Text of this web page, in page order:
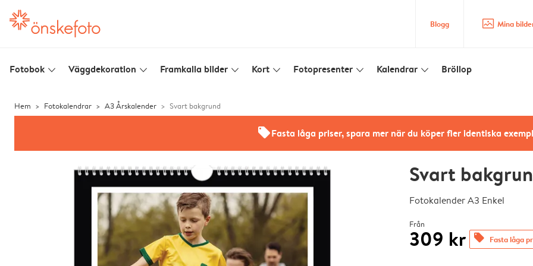
Blogg image_placeholder Mina
Fotobok slim_arrow_down Väggdekoration slim_arrow_down Framkalla bilder slim_arrow_down Kort slim_arrow_down Fotopresenter slim_arrow_down Kalendrar slim_arrow_down Bröllop
Hem Fotokalendrar A3 Årskalender Svart bakgrund
offersFasta låga priser, spara mer när du köper fler identiska
Svart
Fotokalender A3 Enkel
Från
309 kr offers Fasta låga